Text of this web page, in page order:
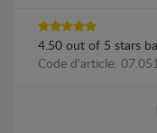
4.50 out of 5 stars
Code d'article: 07.051